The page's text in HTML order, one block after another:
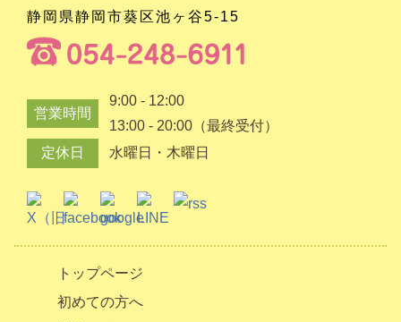
静岡県静岡市葵区池ヶ谷5-15
営業時間
9:00 - 12:00
13:00 - 20:00（最終受付）
定休日
水曜日・木曜日
トップページ
初めての方へ